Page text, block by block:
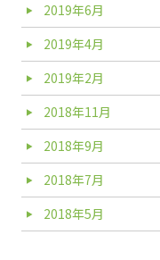
2019年6月
2019年4月
2019年2月
2018年11月
2018年9月
2018年7月
2018年5月